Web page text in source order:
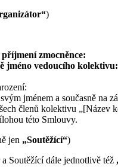
)
příjmení zmocněnce:
vedoucího kolektivu:
jménem a současně na
členů kolektivu „[Název
této Smlouvy.
jen „Soutěžící“)
Soutěžící dále jednotlivě též